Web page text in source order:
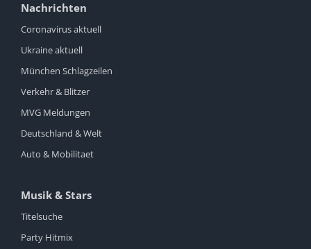
Nachrichten
Coronavirus aktuell
Ukraine aktuell
München Schlagzeilen
Verkehr & Blitzer
MVG Meldungen
Deutschland & Welt
Auto & Mobilitaet
Musik & Stars
Titelsuche
Party Hitmix